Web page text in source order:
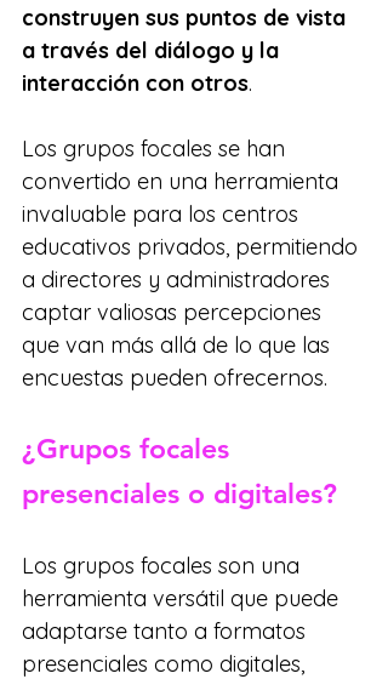
construyen sus puntos de vista
a través del diálogo y la
interacción con otros.
Los grupos focales se han
convertido en una herramienta
invaluable para los centros
educativos privados, permitiendo
a directores y administradores
captar valiosas percepciones
que van más allá de lo que las
encuestas pueden ofrecernos.
¿Grupos focales
presenciales o digitales?
Los grupos focales son una
herramienta versátil que puede
adaptarse tanto a formatos
presenciales como digitales,